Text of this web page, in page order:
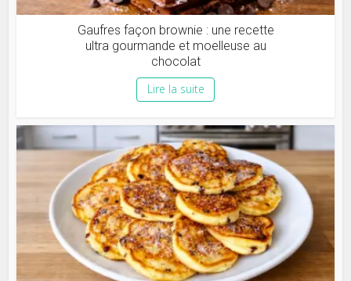
Gaufres façon brownie : une recette
ultra gourmande et moelleuse au
chocolat
Lire la suite